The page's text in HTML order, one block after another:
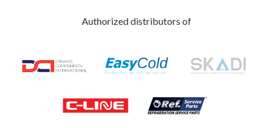
Authorized distributors of